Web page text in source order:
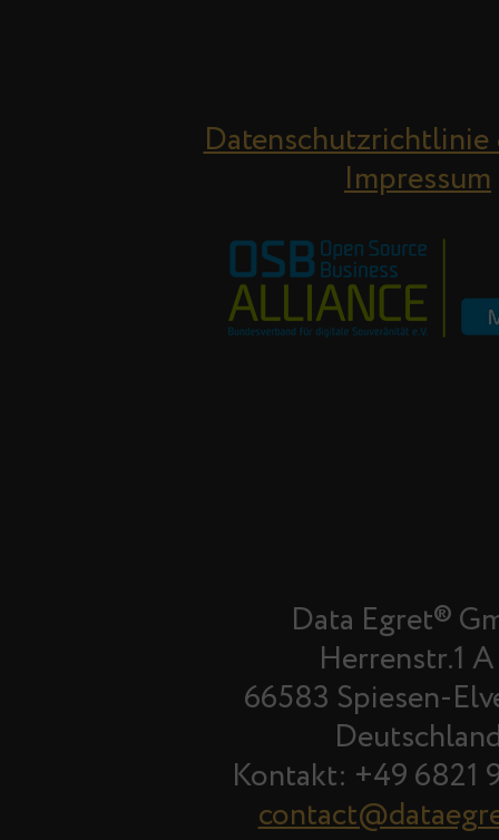
Datenschutzrichtlinie
Impressum
Data Egret®
Herrenstr.1
66583 Spiesen-
Kontakt: +49 6821